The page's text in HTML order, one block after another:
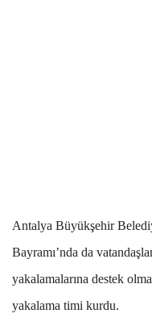
Antalya Büyükşehir
Bayramı’nda da
yakalamalarına destek
yakalama timi kurdu.